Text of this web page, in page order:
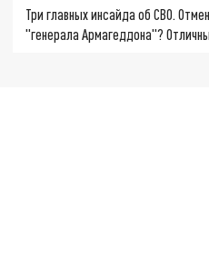
Три главных инсайда об СВО.
"генерала Армагеддона"?